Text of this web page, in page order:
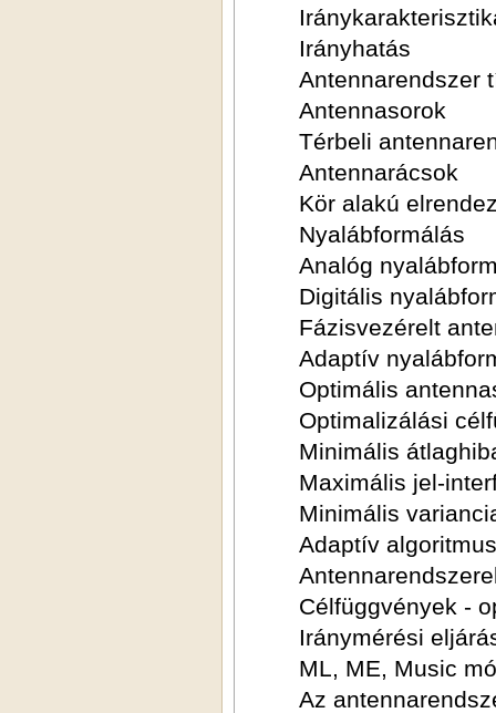
Irányhatás
Antennarendszer
Antennasorok
Térbeli
Antennarácsok
Kör alakú
Nyalábformálás
Analóg
Digitális
Fázisvezérelt
Adaptív
Optimális
Optimalizálási
Minimális
Maximális jel-
Minimális
Adaptív
Célfüggvények -
Iránymérési
ML, ME, Music
Az